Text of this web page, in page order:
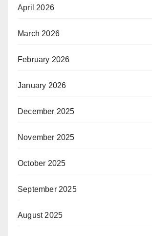
April 2026
March 2026
February 2026
January 2026
December 2025
November 2025
October 2025
September 2025
August 2025